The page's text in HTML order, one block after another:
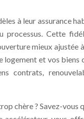
à leur assurance
Cette
mieux ajustée
et vos biens
contrats,
chère ? Savez-